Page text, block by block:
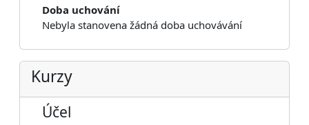
Doba uchování
Nebyla stanovena žádná doba uchovávání
Kurzy
Účel